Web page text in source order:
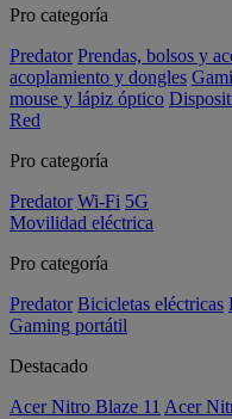
Pro categoría
Predator Prendas, bolsos y
acoplamiento y dongles
mouse y lápiz óptico
Red
Pro categoría
Predator Wi-Fi 5G
Movilidad eléctrica
Pro categoría
Predator Bicicletas eléctricas
Gaming portátil
Destacado
Acer Nitro Blaze 11 Acer